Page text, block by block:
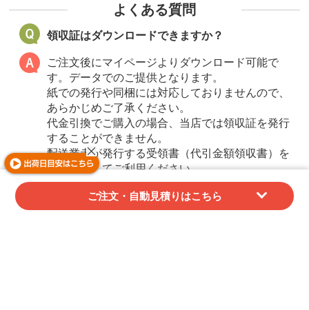
ご注文・自動見積りはこちら
よくある質問
領収証はダウンロードできますか？
ご注文後にマイページよりダウンロード可能で
す。データでのご提供となります。
紙での発行や同梱には対応しておりませんので、
あらかじめご了承ください。
代金引換でご購入の場合、当店では領収証を発行
することができません。
配送業者が発行する受領書（代引金額領収書）を
領収証としてご利用ください。
請求書/納品書/領収証/御見積書の詳細はこちら